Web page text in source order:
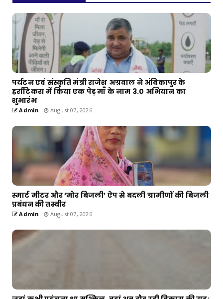
पर्यटन एवं संस्कृति मंत्री राजेश अग्रवाल ने अंबिकापुर के
हर्राटिकरा में किया एक पेड़ माँ के नाम 3.0 अभियान का
शुभारंभ
Admin August 07, 2026
स्मार्ट मीटर और ‘मोर बिजली’ ऐप से बदली ग्रामीणों की बिजली
प्रबंधन की तस्वीर
Admin August 07, 2026